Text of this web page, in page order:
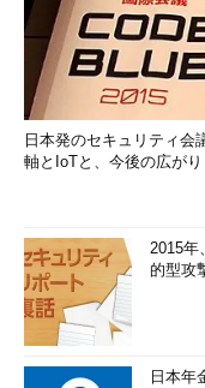
日本発のセキュリティ会
軸とIoTと、今後の広がり
2015年
的型攻
日本年